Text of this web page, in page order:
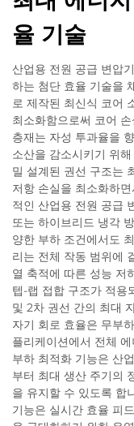
율 기술
산업용 전원 공급 변압
하는 첨단 효율 기술을
로 제작된 최신식 코어
최소화함으로써 코어
층재는 자성 투과율을
소산을 감소시키기 위
밀 설계된 권선 구조는
저항 손실을 최소화하
적인 산업용 전원 공급
또는 하이브리드 냉각
양한 부하 조건에서도
리는 전체 작동 범위에
열 축적에 따른 성능 저
텝-랩 접합 구조가 적용
및 2차 권선 간의 최대
자기 회로 효율은 무부
플리케이션에서 전체
부하 최적화 기능은 산
부터 최대 생산 주기의
을 유지할 수 있도록 합
기능은 실시간 효율 피